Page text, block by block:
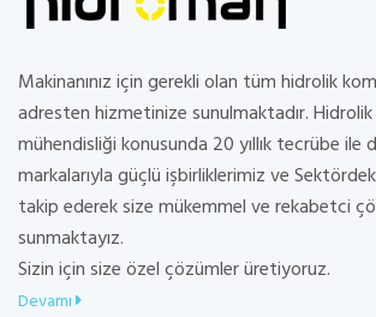
Makinanınız için gerekli olan tüm hidrolik
adresten hizmetinize sunulmaktadır.
mühendisliği konusunda 20 yıllık tecrübe ile
markalarıyla güçlü işbirliklerimiz ve
takip ederek size mükemmel ve rekabetci
sunmaktayız.
Sizin için size özel çözümler üretiyoruz.
Devamı